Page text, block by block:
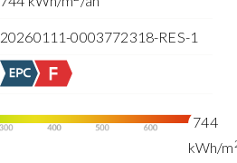
20260111-0003772318-RES-1
744
kWh/m